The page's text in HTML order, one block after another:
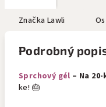
Značka Lawli
Podrobný
Sprchový gél – Na 20-
ke! 🎂